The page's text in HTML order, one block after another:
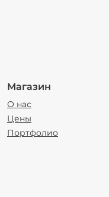
Магазин
О нас
Цены
Портфолио